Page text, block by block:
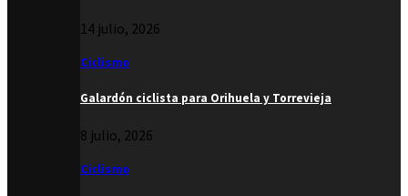
14 julio, 2026
Ciclismo
Galardón ciclista para Orihuela y Torrevieja
8 julio, 2026
Ciclismo